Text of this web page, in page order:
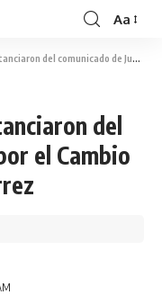
Aa
de Juntos por el Cambio por el crimen de Gutiérrez
del
el Cambio